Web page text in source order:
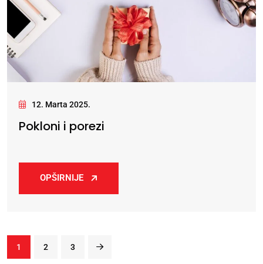
12. Marta 2025.
Pokloni i porezi
OPŠIRNIJE
1 2 3